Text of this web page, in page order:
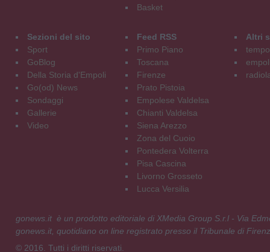
Basket
Sezioni del sito
Sport
GoBlog
Della Storia d'Empoli
Go(od) News
Sondaggi
Gallerie
Video
Feed RSS
Primo Piano
Toscana
Firenze
Prato Pistoia
Empolese Valdelsa
Chianti Valdelsa
Siena Arezzo
Zona del Cuoio
Pontedera Volterra
Pisa Cascina
Livorno Grosseto
Lucca Versilia
Altri
gonews.it è un prodotto editoriale di XMedia Group S.r.l - Via
gonews.it, quotidiano on line registrato presso il Tribunale di
© 2016. Tutti i diritti riservati.